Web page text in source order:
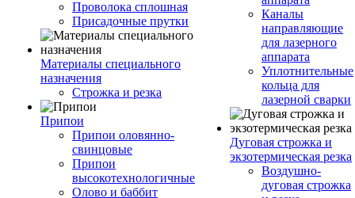
Проволока сплошная
Присадочные прутки
Материалы специального
назначения
Строжка и резка
Припои
Припои оловянно-
свинцовые
Припои
высокотехнологичные
Олово и баббит
Каналы
направляющие
для лазерного
аппарата
Уплотнительные
кольца для
лазерной сварки
Дуговая строжка и
экзотермическая резка
Воздушно-
дуговая строжка